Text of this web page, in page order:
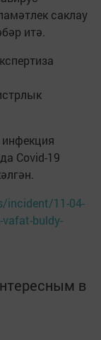
саклау
итә.
инфекция
Covid-19
incident/11-04-
buldy-
в